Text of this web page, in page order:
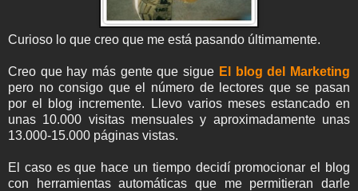
Curioso lo que creo que me está pasando últimamente.
Creo que hay más gente que sigue El blog del Marketing
pero no consigo que el número de lectores que se pasan
por el blog incremente. Llevo varios meses estancado en
unas 10.000 visitas mensuales y aproximadamente unas
13.000-15.000 páginas vistas.
El caso es que hace un tiempo decidí promocionar el blog
con herramientas automáticas que me permitieran darle